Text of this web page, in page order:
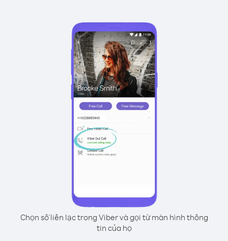
Chọn số liên lạc trong Viber và gọi từ màn hình thông
tin của họ